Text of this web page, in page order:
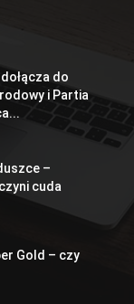
do
i Partia
–
cuda
Gold – czy